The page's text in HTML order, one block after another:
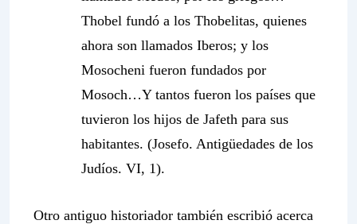
Thobel fundó a los Thobelitas, quienes
ahora son llamados Iberos; y los
Mosocheni fueron fundados por
Mosoch…Y tantos fueron los países que
tuvieron los hijos de Jafeth para sus
habitantes. (Josefo. Antigüedades de los
Judíos. VI, 1).
Otro antiguo historiador también escribió acerca